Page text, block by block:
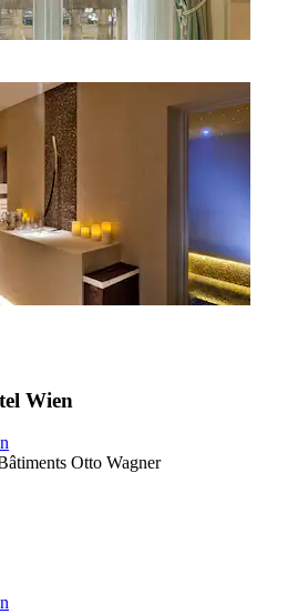
Wien
Otto Wagner